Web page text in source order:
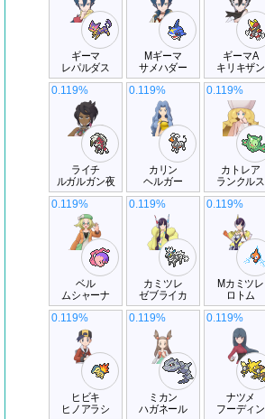
ギーマ
レパルダス
Mギーマ
サメハダー
ギーマA
キリキザン
ライチ
ルガルガン夜
0.119%
カリン
ヘルガー
0.119%
カトレア
ランクルス
0.119%
ベル
ムシャーナ
0.119%
カミツレ
ゼブライカ
0.119%
Mカミツレ
ロトム
0.119%
ヒビキ
ヒノアラシ
0.119%
ミカン
ハガネール
0.119%
ナツメ
フーディン
0.119%